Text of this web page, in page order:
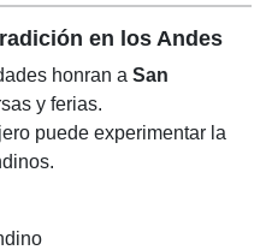
en los Andes
honran a San
y ferias.
puede experimentar la